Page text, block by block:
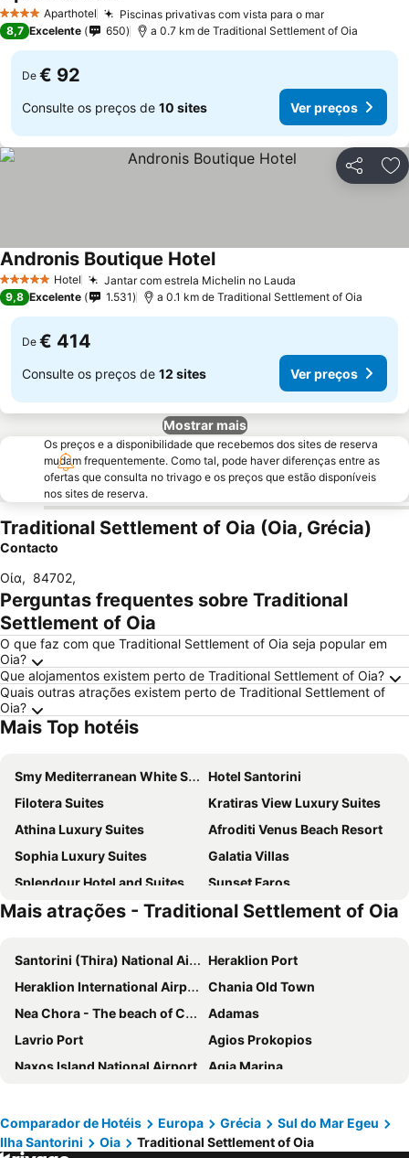
4 EstrelasAparthotel Piscinas privativas com vista para o mar
8,7 Excelente 650 a 0.7 km de Traditional Settlement of Oia
De € 92
Consulte os preços de 10 sites Ver preços
Partilhar
5 Estrelas Hotel Jantar com estrela Michelin no Lauda
Andronis Boutique Hotel
9,8 Excelente 1.531 a 0.1 km de Traditional Settlement of Oia
De € 414
Consulte os preços de 12 sites Ver preços
Mostrar mais
Os preços e a disponibilidade que recebemos dos sites de reserva
mudam frequentemente. Como tal, pode haver diferenças entre as
ofertas que consulta no trivago e os preços que estão disponíveis
nos sites de reserva.
Traditional Settlement of Oia (Oia, Grécia)
Contacto
Οία, 84702,
Perguntas frequentes sobre Traditional
Settlement of Oia
O que faz com que Traditional Settlement of Oia seja popular em
Oia?
Que alojamentos existem perto de Traditional Settlement of Oia?
Quais outras atrações existem perto de Traditional Settlement of
Oia?
Mais Top hotéis
Smy Mediterranean White Santorini
Hotel Santorini
Filotera Suites
Kratiras View Luxury Suites
Athina Luxury Suites
Afroditi Venus Beach Resort
Sophia Luxury Suites
Galatia Villas
Splendour Hotel and Suites
Sunset Faros
Rocabella Santorini Hotel & SPA
Hotel Perissa
Santorini Palace
Anamar Santorini
Suites of the Gods
Grand Ambassador Santorini Hotel
Utopia Suites Santorini
IKIES Santorini
Hotel Orizontes Santorini
Aressana Spa Hotel and Suites
Hotel Mathios Village
Phaos Santorini Suites
Caldera View Resort
Atlantis Beach Villa
Blue Sea Hotel
Corrado Caldera Apartments
Mais atrações - Traditional Settlement of Oia
Santorini (Thira) National Airport
Heraklion Port
Heraklion International Airport
Chania Old Town
Nea Chora - The beach of Chania
Adamas
Lavrio Port
Agios Prokopios
Naxos Island National Airport
Agia Marina
Falasarna
Caldera
Ornos Beach
Port of Naoussa
Comparador de Hotéis Europa Grécia
Sul do Mar Egeu
Ilha Santorini
Oia Traditional Settlement of Oia